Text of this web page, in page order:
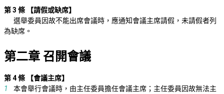
第 3 條
【請假或缺席】
選舉委員因故不能出席會議時，應通知會議主席請假，未請假者列
為缺席。
第二章 召開會議
第 4 條
【會議主席】
1
本會舉行會議時，由主任委員擔任會議主席；主任委員因故無法主